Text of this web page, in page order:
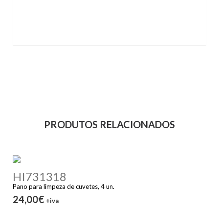
PRODUTOS RELACIONADOS
HI731318
Pano para limpeza de cuvetes, 4 un.
24,00€ +iva